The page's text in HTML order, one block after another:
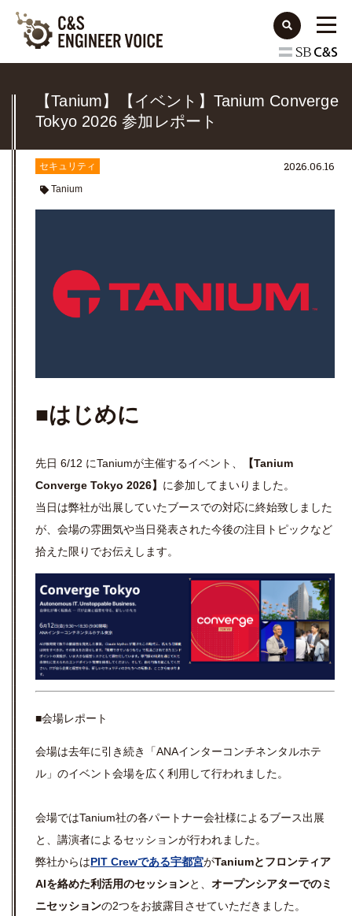
【Tanium】【イベント】Tanium Converge
Tokyo 2026 参加レポート
セキュリティ
Tanium
2026.06.16
■はじめに
先日 6/12 にTaniumが主催するイベント、
【Tanium
Converge Tokyo 2026】 に参加してまいりました。
当日は弊社が出展していたブースでの対応に終始致しました
が、会場の雰囲気や当日発表された今後の注目トピックなど
拾えた限りでお伝えします。
■会場レポート
会場は去年に引き続き「ANAインターコンチネンタルホテ
ル」のイベント会場を広く利用して行われました。
会場ではTanium社の各パートナー会社様によるブース出展
と、講演者によるセッションが行われました。
弊社からはPIT Crewである宇都宮がTaniumとフロンティア
AIを絡めた利活用のセッションと、 オープンシアターでのミ
ニセッションの2つをお披露目させていただきました。